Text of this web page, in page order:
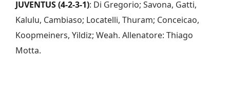
JUVENTUS (4-2-3-1): Di Gregorio; Savona, Gatti,
Kalulu, Cambiaso; Locatelli, Thuram; Conceicao,
Koopmeiners, Yildiz; Weah. Allenatore: Thiago
Motta.